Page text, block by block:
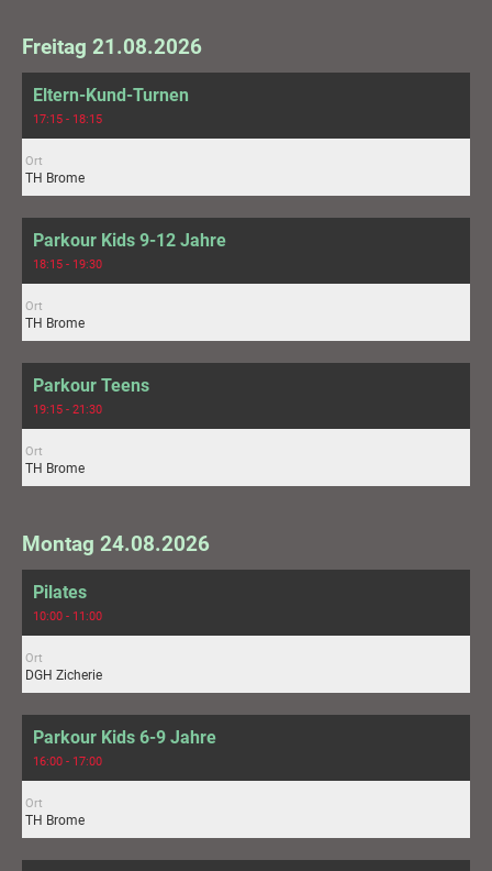
Freitag 21.08.2026
Eltern-Kund-Turnen
17:15 - 18:15
Ort
TH Brome
Parkour Kids 9-12 Jahre
18:15 - 19:30
Ort
TH Brome
Parkour Teens
19:15 - 21:30
Ort
TH Brome
Montag 24.08.2026
Pilates
10:00 - 11:00
Ort
DGH Zicherie
Parkour Kids 6-9 Jahre
16:00 - 17:00
Ort
TH Brome